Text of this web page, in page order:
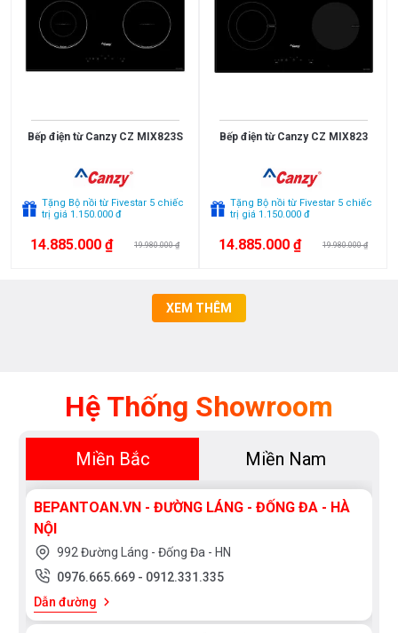
Bếp điện từ Canzy CZ MIX823S
Tặng Bộ nồi từ Fivestar 5 chiếc
trị giá 1.150.000 đ
14.885.000 ₫ 19.980.000 ₫
Bếp điện từ Canzy CZ MIX823
Tặng Bộ nồi từ Fivestar 5 chiếc
trị giá 1.150.000 đ
14.885.000 ₫ 19.980.000 ₫
XEM THÊM
Hệ Thống Showroom
Miền Bắc Miền Nam
BEPANTOAN.VN - ĐƯỜNG LÁNG - ĐỐNG ĐA - HÀ
NỘI
992 Đường Láng - Đống Đa - HN
0976.665.669 - 0912.331.335
Dẫn đường